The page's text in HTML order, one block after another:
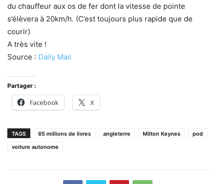
du chauffeur aux os de fer dont la vitesse de pointe
s’élèvera à 20km/h. (C’est toujours plus rapide que de
courir)
A très vite !
Source : Daily Mail
Partager :
Facebook X
TAGS 65 millions de livres angleterre Milton Keynes
pod
voiture autonome